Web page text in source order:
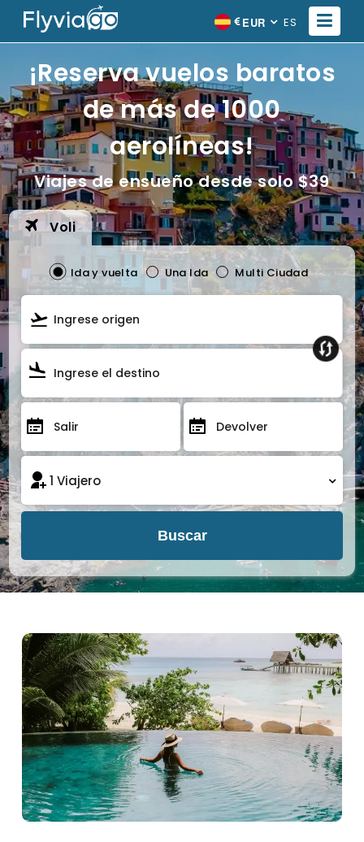
EUR ES
¡Reserva vuelos baratos
de más de 1000
aerolíneas!
Viajes de ensueño desde solo $39
Voli
Ida y vuelta Una Ida Multi Ciudad
Buscar